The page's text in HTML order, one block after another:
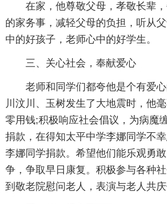
在家，他尊敬父母，孝敬长辈
的家务事，减轻父母的负担，听从
中的好孩子，老师心中的好学生。
三、关心社会，奉献爱心
老师和同学们都夸他是个有爱
川汶川、玉树发生了大地震时，他
零用钱;积极响应社会倡议，为病魔
捐款，在得知太平中学李娜同学不
李娜同学捐款。希望他们能乐观勇
争，争取早日康复。积极参与各种
到敬老院慰问老人，表演与老人共